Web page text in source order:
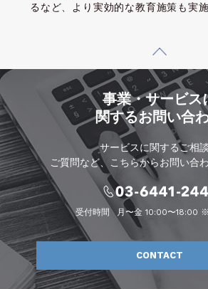
るなど、より実効的な教育施策も実
事業・サービス
関するお問い合
サービスに関するご相
ご質問など、こちらからお問い合
受付時間 月〜金 10:00〜18:00
CONTACT